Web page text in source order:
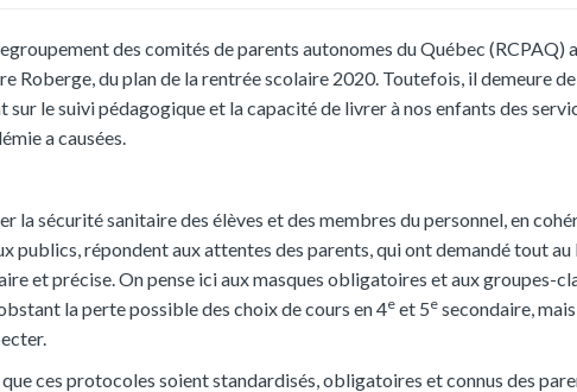
des comités de parents autonomes du Québec (RCPAQ)
Roberge, du plan de la rentrée scolaire 2020. Toutefois, il demeure
le suivi pédagogique et la capacité de livrer à nos enfants des
a causées.
la sécurité sanitaire des élèves et des membres du personnel, en
publics, répondent aux attentes des parents, qui ont demandé tout
et précise. On pense ici aux masques obligatoires et aux groupes-
la perte possible des choix de cours en 4e et 5e secondaire,
ces protocoles soient standardisés, obligatoires et connus des